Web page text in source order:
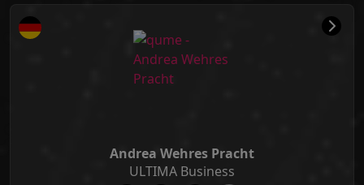
Andrea Wehres Pracht
ULTIMA Business